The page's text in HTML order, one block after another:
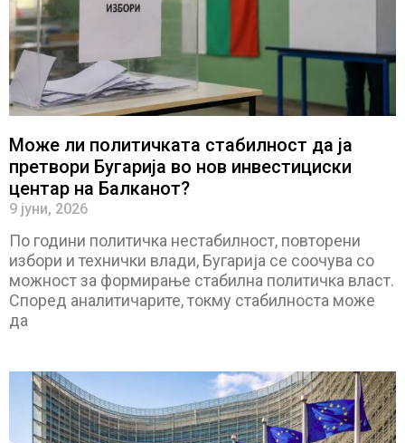
Може ли политичката стабилност да ја
претвори Бугарија во нов инвестициски
центар на Балканот?
9 јуни, 2026
По години политичка нестабилност, повторени
избори и технички влади, Бугарија се соочува со
можност за формирање стабилна политичка власт.
Според аналитичарите, токму стабилноста може
да